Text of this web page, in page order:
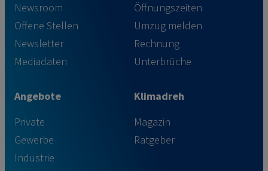
Newsroom
Offene Stellen
Newsletter
Mediadaten
Öffnungszeiten
Umzug melden
Rechnung
Unterbrüche
Angebote
Private
Gewerbe
Industrie
Klimadreh
Magazin
Ratgeber